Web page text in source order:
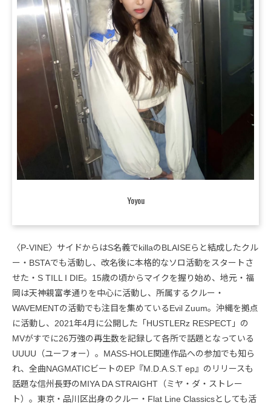
Yoyou
〈P-VINE〉サイドからはS名義でkillaのBLAISEらと結成したクル
ー・BSTAでも活動し、改名後に本格的なソロ活動をスタートさ
せた・S TILL I DIE。15歳の頃からマイクを握り始め、地元・福
岡は天神親富孝通りを中心に活動し、所属するクルー・
WAVEMENTの活動でも注目を集めているEvil Zuum。沖縄を拠点
に活動し、2021年4月に公開した「HUSTLERz RESPECT」の
MVがすでに26万強の再生数を記録して各所で話題となっている
UUUU（ユーフォー）。MASS-HOLE関連作品への参加でも知ら
れ、全曲NAGMATICビートのEP『M.D.A.S.T ep』のリリースも
話題な信州長野のMIYA DA STRAIGHT（ミヤ・ダ・ストレー
ト）。東京・品川区出身のクルー・Flat Line Classicsとしても活